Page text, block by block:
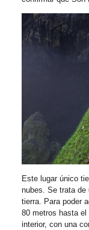
Este lugar único
nubes. Se trata de
tierra. Para poder
80 metros hasta
interior, con una